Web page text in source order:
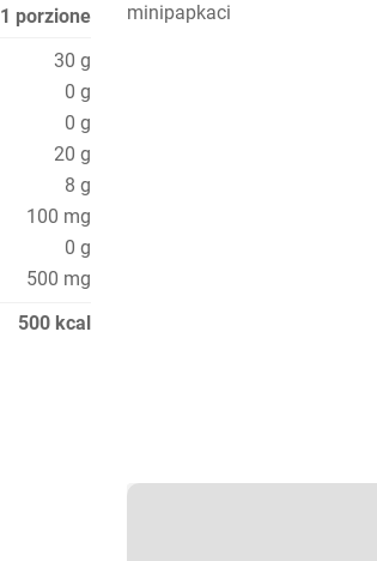
1 porzione
30 g
0 g
0 g
20 g
8 g
100 mg
0 g
500 mg
500 kcal
minipapkaci